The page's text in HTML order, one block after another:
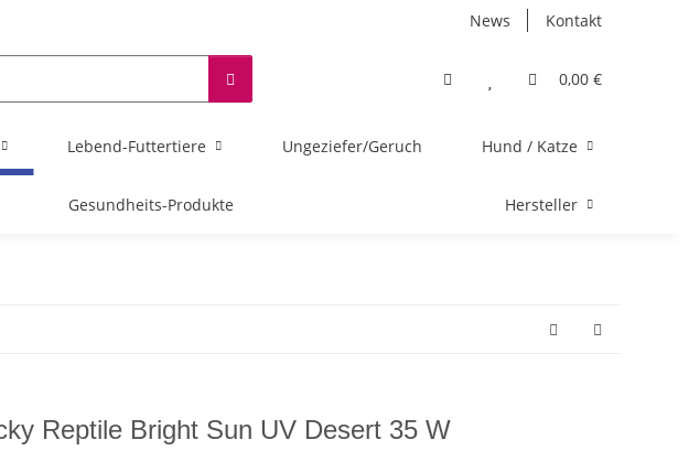
News Kontakt
0,00 €
Lebend-Futtertiere Ungeziefer/Geruch Hund / Katze
Gesundheits-Produkte Hersteller
Reptile Bright Sun UV Desert 35 W